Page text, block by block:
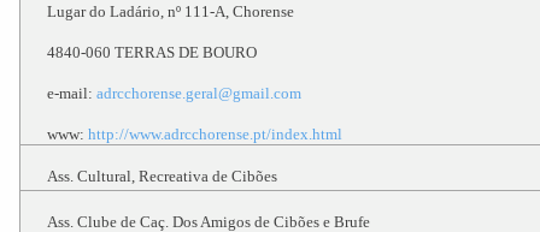
Lugar do Ladário, nº 111-A, Chorense
4840-060 TERRAS DE BOURO
e-mail:adrcchorense.geral@gmail.com
www:http://www.adrcchorense.pt/index.html
Ass. Cultural, Recreativa de Cibões
Ass. Clube de Caç. Dos Amigos de Cibões e Brufe